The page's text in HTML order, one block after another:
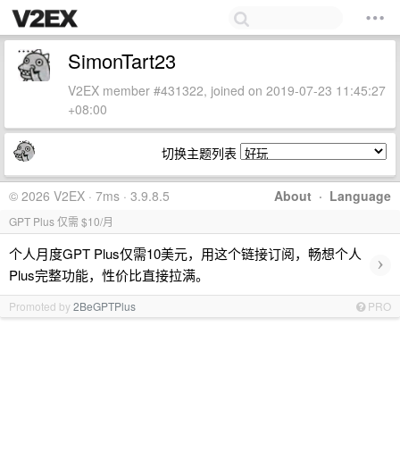
SimonTart23
V2EX member #431322, joined on 2019-07-23 11:45:27
+08:00
切换主题列表
About · Language
© 2026 V2EX · 7ms · 3.9.8.5
GPT Plus 仅需 $10/月
个人月度GPT Plus仅需10美元，用这个链接订阅，畅想个人
Plus完整功能，性价比直接拉满。
›
Promoted by2BeGPTPlus PRO